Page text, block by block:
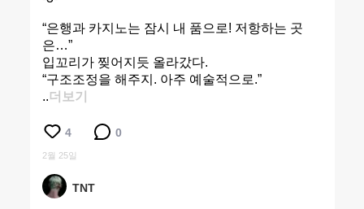
“은행과 카지노는 잠시 내 품으로! 저항하는 곳
은…”
입꼬리가 찢어지듯 올라갔다.
“구조조정을 해주지. 아주 예술적으로.”
..더보기
4 0
2월 25일
TNT